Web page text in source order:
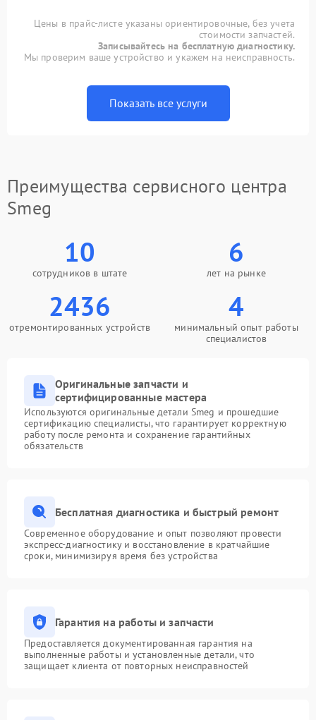
Цены в прайс-листе указаны ориентировочные, без учета
стоимости запчастей.
Записывайтесь на бесплатную диагностику.
Мы проверим ваше устройство и укажем на неисправность.
Показать все услуги
Преимущества сервисного центра
Smeg
10
сотрудников в штате
6
лет на рынке
2436
отремонтированных устройств
4
минимальный опыт работы
специалистов
Оригинальные запчасти и
сертифицированные мастера
Используются оригинальные детали Smeg и прошедшие
сертификацию специалисты, что гарантирует корректную
работу после ремонта и сохранение гарантийных
обязательств
Бесплатная диагностика и быстрый ремонт
Современное оборудование и опыт позволяют провести
экспресс-диагностику и восстановление в кратчайшие
сроки, минимизируя время без устройства
Гарантия на работы и запчасти
Предоставляется документированная гарантия на
выполненные работы и установленные детали, что
защищает клиента от повторных неисправностей